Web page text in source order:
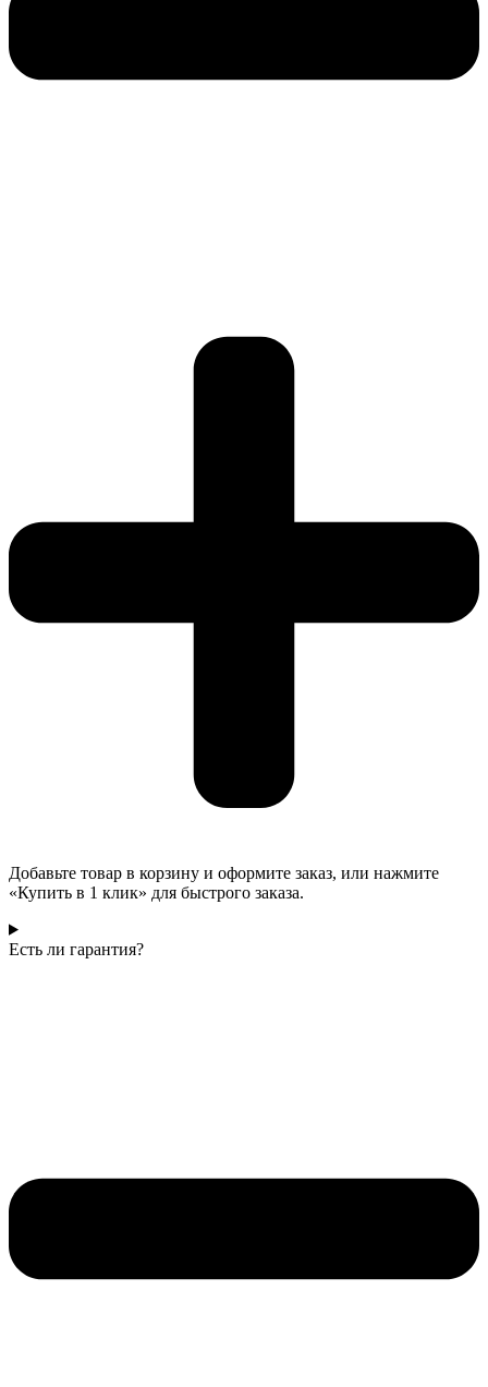
Добавьте товар в корзину и оформите заказ, или нажмите
«Купить в 1 клик» для быстрого заказа.
Есть ли гарантия?